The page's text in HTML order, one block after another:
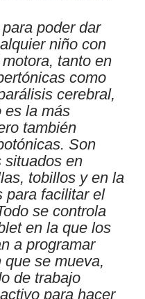
poder dar
niño con
tanto en
como
cerebral,
es la más
también
Son
situados en
tobillos y en la
para facilitar el
se controla
en la que los
a programar
se mueva,
de trabajo
para hacer